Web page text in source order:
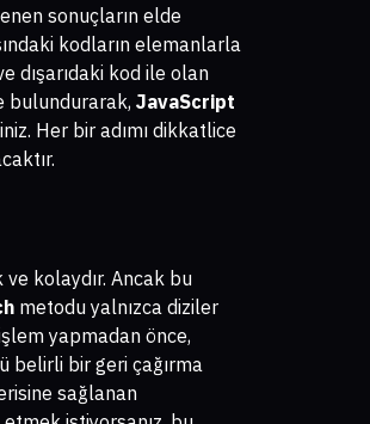
sonuçların elde
kodların elemanlarla
dışarıdaki kod ile olan
bulundurarak, JavaScript
Her bir adımı dikkatlice
kolaydır. Ancak bu
metodu yalnızca diziler
yapmadan önce,
belirli bir geri çağırma
sağlanan